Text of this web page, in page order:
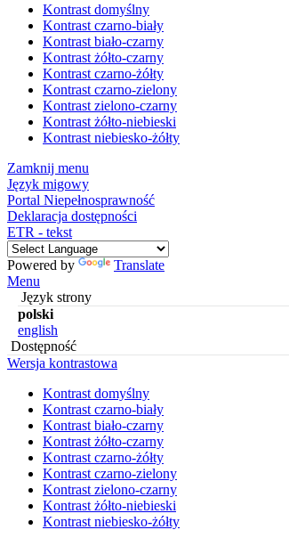
Kontrast domyślny
Kontrast czarno-biały
Kontrast biało-czarny
Kontrast żółto-czarny
Kontrast czarno-żółty
Kontrast czarno-zielony
Kontrast zielono-czarny
Kontrast żółto-niebieski
Kontrast niebiesko-żółty
Zamknij menu
Język migowy
Portal Niepełnosprawność
Deklaracja dostępności
ETR - tekst
Powered by
Translate
Menu
Język strony
polski
english
Dostępność
Wersja kontrastowa
Kontrast domyślny
Kontrast czarno-biały
Kontrast biało-czarny
Kontrast żółto-czarny
Kontrast czarno-żółty
Kontrast czarno-zielony
Kontrast zielono-czarny
Kontrast żółto-niebieski
Kontrast niebiesko-żółty